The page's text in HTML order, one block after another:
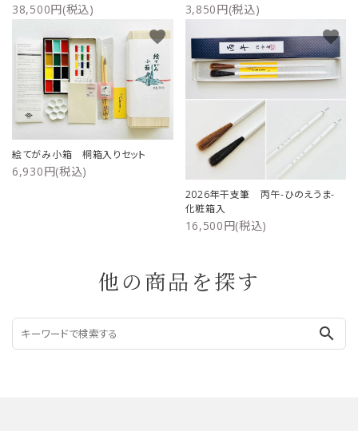
38,500円(税込) 3,850円(税込)
絵てがみ小箱 桐箱入りセット
6,930円(税込)
favorite
2026年干支筆 丙午-ひのえうま-
化粧箱入
16,500円(税込)
favorite
他の商品を探す
search